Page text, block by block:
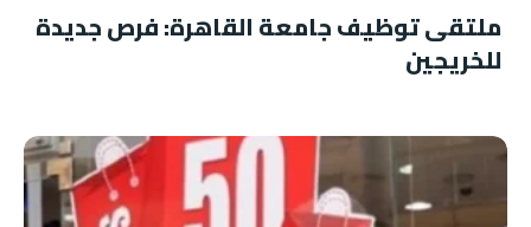
ملتقى توظيف جامعة القاهرة: فرص جديدة
للخريجين